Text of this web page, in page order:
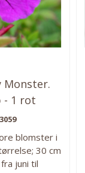
Monster.
- 1 rot
blomster i
30 cm
juni til